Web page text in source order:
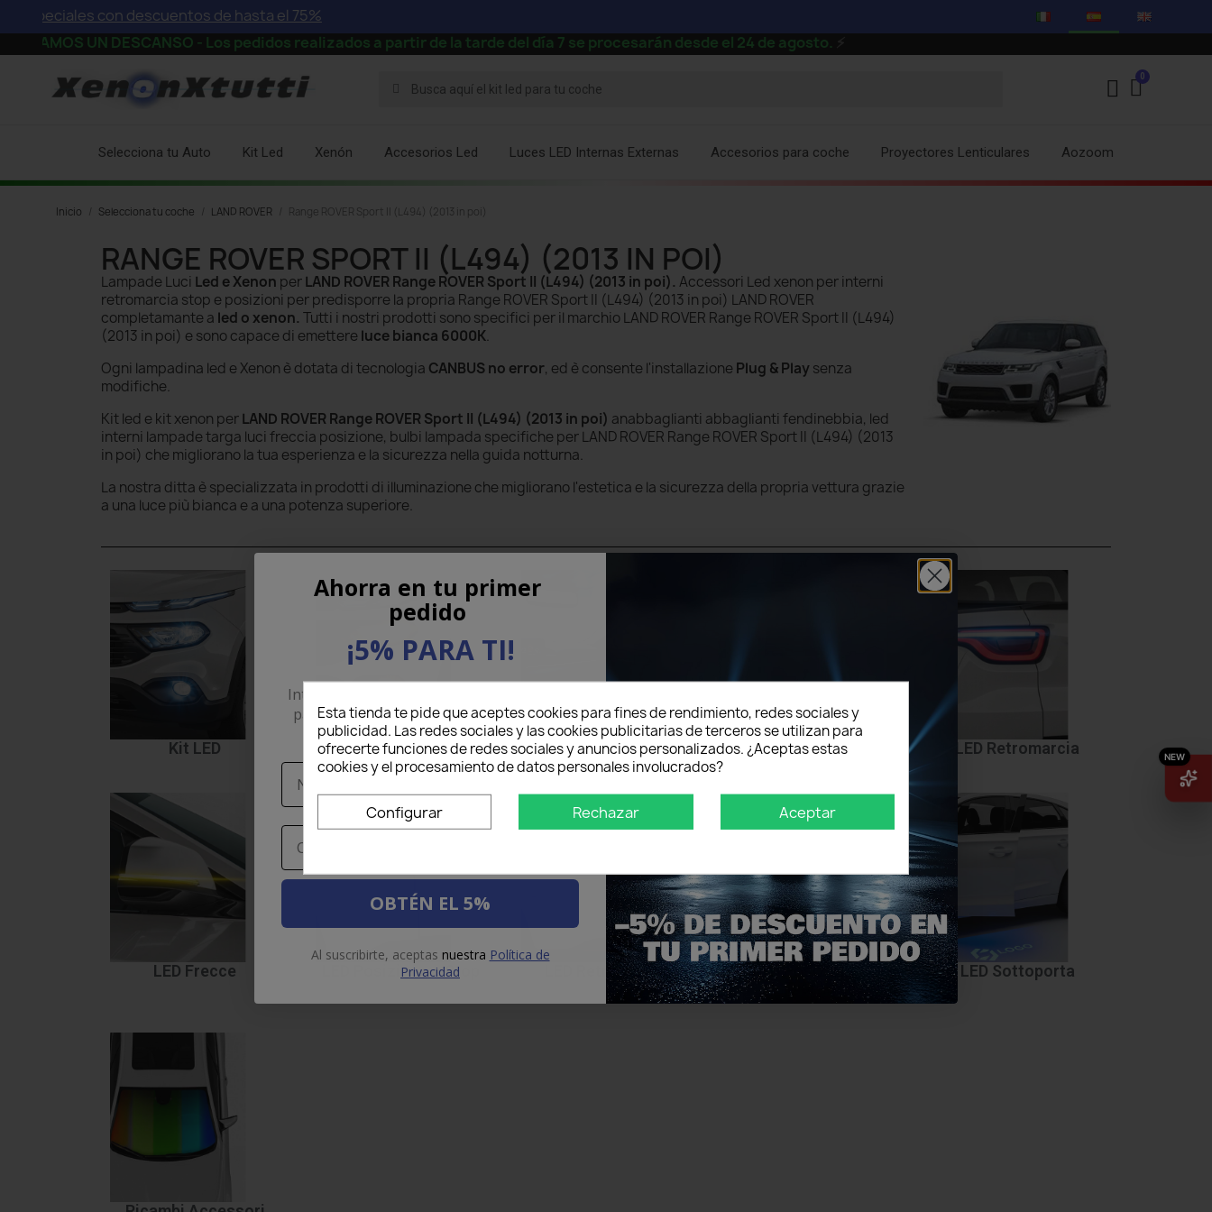
con descuentos de hasta el 75%
UN DESCANSO - Los pedidos realizados a partir de la tarde del día 7 se procesarán desde el 24 de agosto.⚡
Selecciona tu Auto Kit Led Xenón Accesorios Led Luces LED Internas Externas Accesorios para coche Proyectores Lenticulares Aozoom
Inicio Selecciona tu coche LAND ROVER Range ROVER Sport II (L494) (2013 in poi)
RANGE ROVER SPORT II (L494) (2013 IN POI)
Lampade Luci Led e Xenon perLAND ROVER Range ROVER Sport II (L494) (2013 in poi). Accessori Led xenon per interni
retromarcia stop e posizioni per predisporre la propria Range ROVER Sport II (L494) (2013 in poi) LAND ROVER
completamante a led o xenon. Tutti i nostri prodotti sono specifici per il marchio LAND ROVER Range ROVER Sport II (L494)
(2013 in poi) e sono capace di emettere luce bianca 6000K.
Ogni lampadina led e Xenon è dotata di tecnologia CANBUS no error, ed è consente l'installazione Plug & Playsenza
modifiche.
Kit led e kit xenon perLAND ROVER Range ROVER Sport II (L494) (2013 in poi) anabbaglianti abbaglianti fendinebbia, led
interni lampade targa luci freccia posizione, bulbi lampada specifiche per LAND ROVER Range ROVER Sport II (L494) (2013
in poi) che migliorano la tua esperienza e la sicurezza nella guida notturna.
La nostra ditta è specializzata in prodotti di illuminazione che migliorano l'estetica e la sicurezza della propria vettura grazie
a una luce più bianca e a una potenza superiore.
Kit LED Kit Xenon Kit LED Interni LED Targa LED Retromarcia
LED Frecce LED Posizione e Stop LED Retronebbia
LED Posizione o
Diurno
LED Sottoporta
Esta tienda te pide que aceptes cookies para fines de rendimiento, redes sociales y
publicidad. Las redes sociales y las cookies publicitarias de terceros se utilizan para
ofrecerte funciones de redes sociales y anuncios personalizados. ¿Aceptas estas
cookies y el procesamiento de datos personales involucrados?
Configurar Rechazar Aceptar
Ahorra en tu primer
pedido
¡5% PARA TI!
Introduce tu correo electrónico aquí abajo
para recibir un5% DE DESCUENTOen tu
primer pedido.
Nome
Email
OBTÉN EL 5%
Al suscribirte, aceptas nuestra Política de
Privacidad